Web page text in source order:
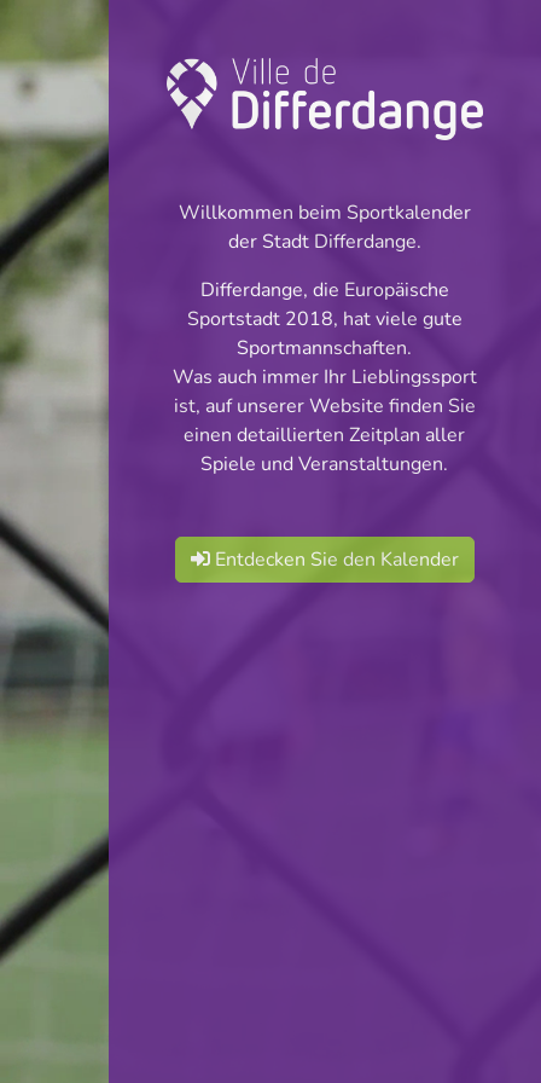
Turnier: Handball
INFOS
06.09.2025
20:15
Centre sportif John Scheuren -
Oberkorn
Teilen
AXA League Männer
Willkommen beim Sportkalender
der Stadt Differdange.
Differdange, die Europäische
Sportstadt 2018, hat viele gute
Sportmannschaften.
Was auch immer Ihr Lieblingssport
ist, auf unserer Website finden Sie
einen detaillierten Zeitplan aller
Spiele und Veranstaltungen.
Entdecken Sie den Kalender